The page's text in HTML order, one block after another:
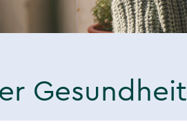
Gesundheit